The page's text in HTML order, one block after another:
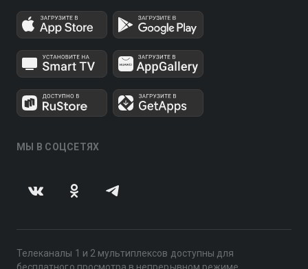
МЫ В СОЦСЕТЯХ
Телеканалы 1 и 2 мультиплексов доступны для